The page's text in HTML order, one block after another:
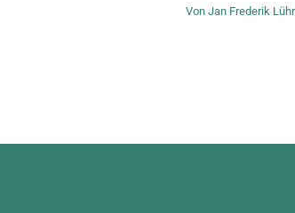
Von Jan Frederik